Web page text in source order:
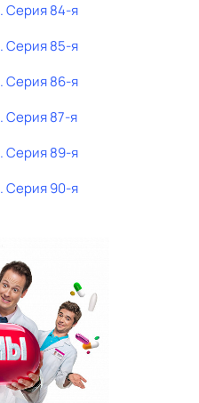
. Серия 84-я
. Серия 85-я
. Серия 86-я
. Серия 87-я
. Серия 89-я
. Серия 90-я